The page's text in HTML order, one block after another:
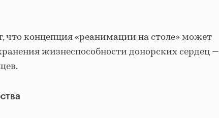
что концепция «реанимации на столе» может
жизнеспособности донорских сердец —